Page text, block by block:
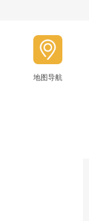
地图导航